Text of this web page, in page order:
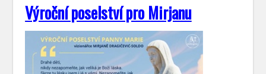
Výroční poselství pro Mirjanu